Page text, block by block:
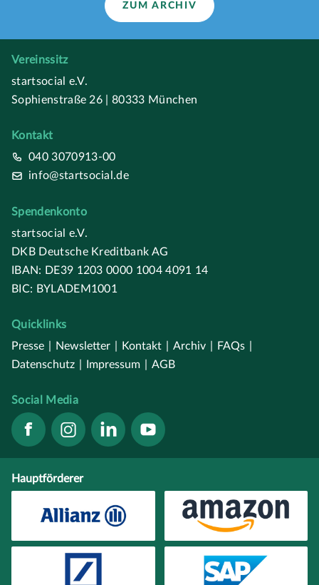
ZUM ARCHIV
Vereinssitz
startsocial e.V.
Sophienstraße 26 | 80333 München
Kontakt
040 3070913-00
info@startsocial.de
Spendenkonto
startsocial e.V.
DKB Deutsche Kreditbank AG
IBAN: DE39 1203 0000 1004 4091 14
BIC: BYLADEM1001
Quicklinks
Presse
Newsletter Kontakt Archiv FAQs
Datenschutz
Impressum AGB
Social Media
Hauptförderer